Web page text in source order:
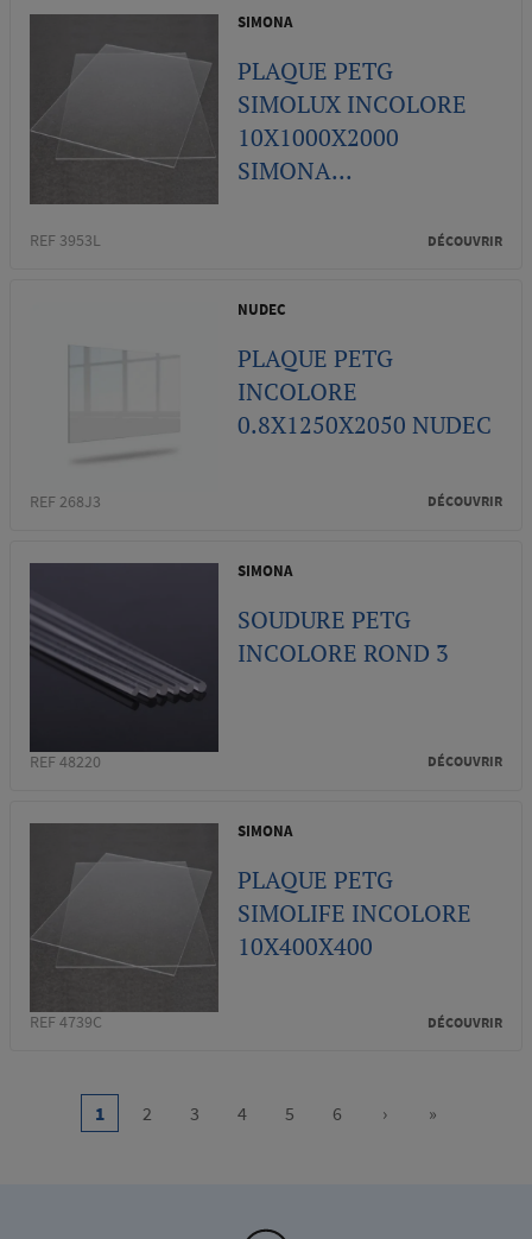
SIMONA
PLAQUE PETG
SIMOLUX INCOLORE
10X1000X2000
SIMONA...
REF 3953L DÉCOUVRIR
NUDEC
PLAQUE PETG
INCOLORE
0.8X1250X2050 NUDEC
REF 268J3 DÉCOUVRIR
SIMONA
SOUDURE PETG
INCOLORE ROND 3
REF 48220 DÉCOUVRIR
SIMONA
PLAQUE PETG
SIMOLIFE INCOLORE
10X400X400
REF 4739C DÉCOUVRIR
Current
1 Page
2 Page
3 Page
4 Page
5 Page
6
Next
›
Last
»